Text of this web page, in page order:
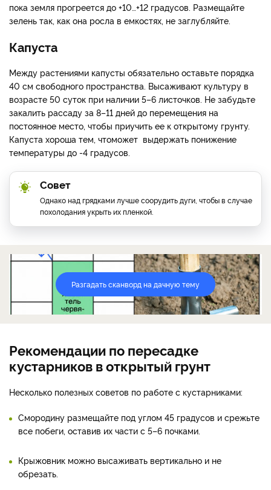
пока земля прогреется до +10…+12 градусов. Размещайте
зелень так, как она росла в емкостях, не заглубляйте.
Капуста
Между растениями капусты обязательно оставьте порядка
40 см свободного пространства. Высаживают культуру в
возрасте 50 суток при наличии 5–6 листочков. Не забудьте
закалить рассаду за 8–11 дней до перемещения на
постоянное место, чтобы приучить ее к открытому грунту.
Капуста хороша тем, чтоможет выдержать понижение
температуры до -4 градусов.
Совет
Однако над грядками лучше соорудить дуги, чтобы в случае
похолодания укрыть их пленкой.
Разгадать сканворд на дачную тему
Рекомендации по пересадке
кустарников в открытый грунт
Несколько полезных советов по работе с кустарниками:
Смородину размещайте под углом 45 градусов и срежьте
все побеги, оставив их части с 5–6 почками.
Крыжовник можно высаживать вертикально и не
обрезать.